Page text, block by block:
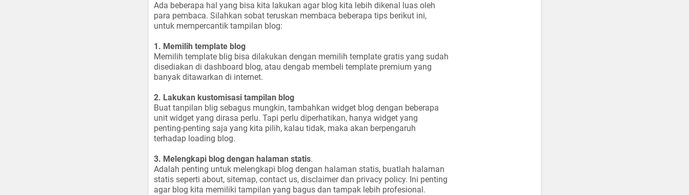
Ada beberapa hal yang bisa kita lakukan agar blog kita lebih dikenal luas oleh
para pembaca. Silahkan sobat teruskan membaca beberapa tips berikut ini,
untuk mempercantik tampilan blog:
1. Memilih template blog
Memilih template blig bisa dilakukan dengan memilih template gratis yang sudah
disediakan di dashboard blog, atau dengab membeli template premium yang
banyak ditawarkan di internet.
2. Lakukan kustomisasi tampilan blog
Buat tanpilan blig sebagus mungkin, tambahkan widget blog dengan beberapa
unit widget yang dirasa perlu. Tapi perlu diperhatikan, hanya widget yang
penting-penting saja yang kita pilih, kalau tidak, maka akan berpengaruh
terhadap loading blog.
3. Melengkapi blog dengan halaman statis.
Adalah penting untuk melengkapi blog dengan halaman statis, buatlah halaman
statis seperti about, sitemap, contact us, disclaimer dan privacy policy. Ini penting
agar blog kita memiliki tampilan yang bagus dan tampak lebih profesional.